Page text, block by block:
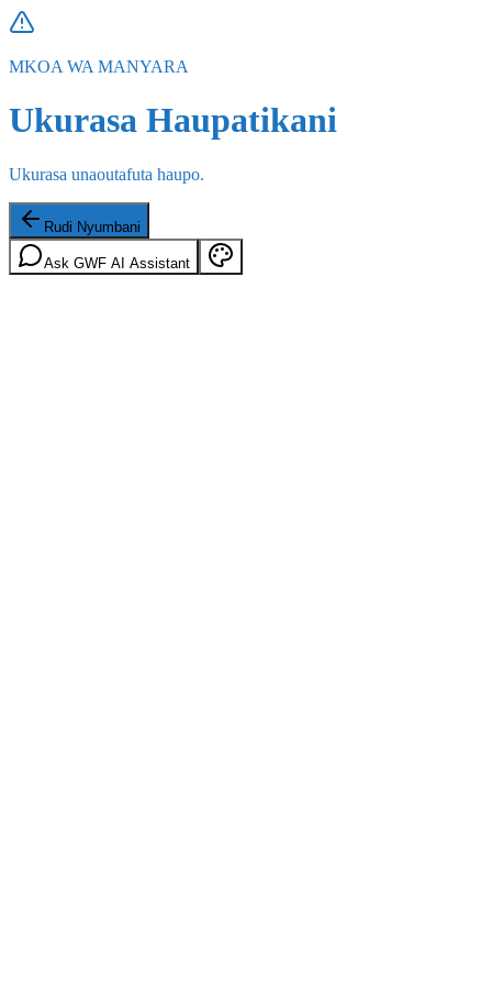
MKOA WA MANYARA
Ukurasa Haupatikani
Ukurasa unaoutafuta haupo.
Rudi Nyumbani
Ask GWF AI Assistant